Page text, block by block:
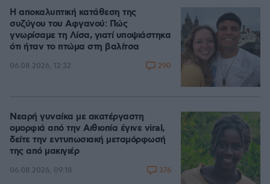
Η αποκαλυπτική κατάθεση της
συζύγου του Αφγανού: Πώς
γνωρίσαμε τη Λίσα, γιατί υποψιάστηκα
ότι ήταν το πτώμα στη βαλίτσα
06.08.2026, 12:32 290
Νεαρή γυναίκα με ακατέργαστη
ομορφιά από την Αιθιοπία έγινε viral,
δείτε την εντυπωσιακή μεταμόρφωσή
της από μακιγιέρ
06.08.2026, 09:18 376